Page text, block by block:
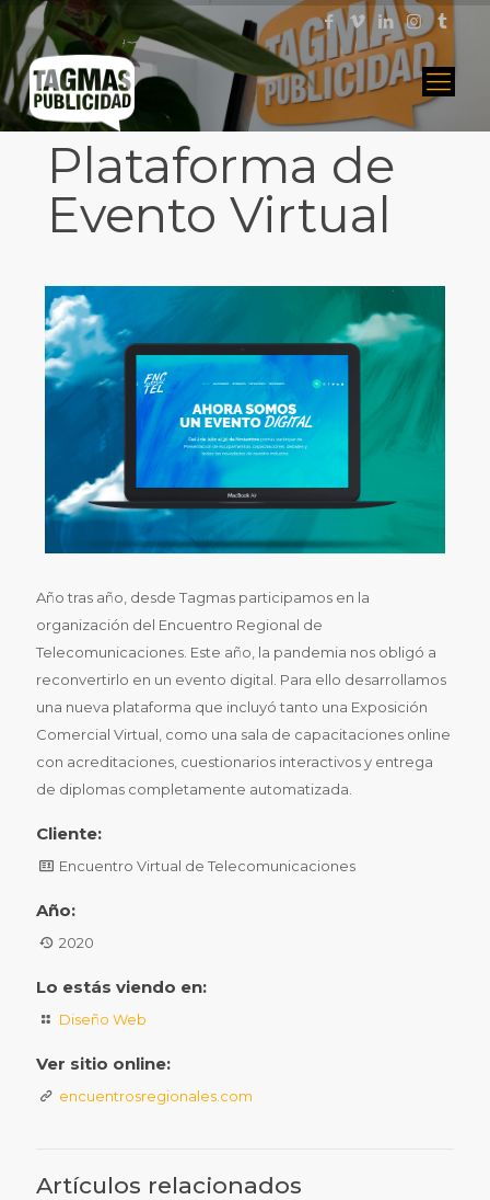
Plataforma de
Evento Virtual
Año tras año, desde Tagmas participamos en la
organización del Encuentro Regional de
Telecomunicaciones. Este año, la pandemia nos obligó a
reconvertirlo en un evento digital. Para ello desarrollamos
una nueva plataforma que incluyó tanto una Exposición
Comercial Virtual, como una sala de capacitaciones online
con acreditaciones, cuestionarios interactivos y entrega
de diplomas completamente automatizada.
Cliente:
Encuentro Virtual de Telecomunicaciones
Año:
2020
Lo estás viendo en:
Diseño Web
Ver sitio online:
encuentrosregionales.com
Artículos relacionados